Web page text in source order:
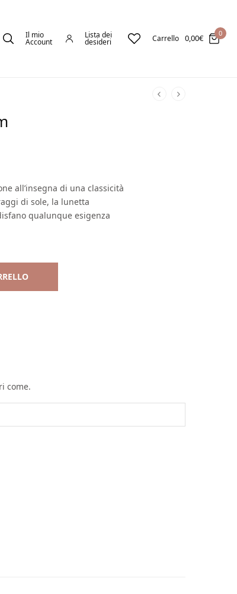
Il mio
Account
Lista dei
desideri Carrello 0,00€ 0
all’insegna di una classicità
di sole, la lunetta
qualunque esigenza
come.